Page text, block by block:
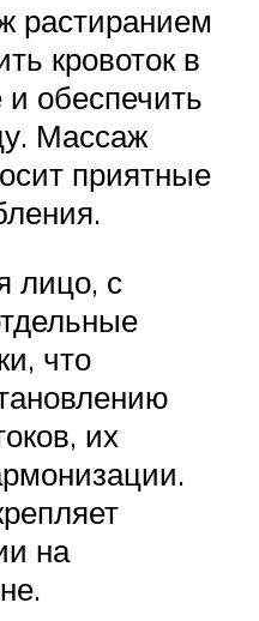
растиранием
кровоток в
и обеспечить
Массаж
приятные
лицо, с
что
их
на